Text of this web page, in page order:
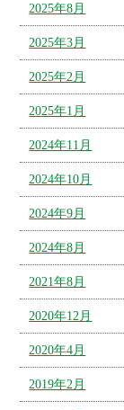
2025年8月
2025年3月
2025年2月
2025年1月
2024年11月
2024年10月
2024年9月
2024年8月
2021年8月
2020年12月
2020年4月
2019年2月